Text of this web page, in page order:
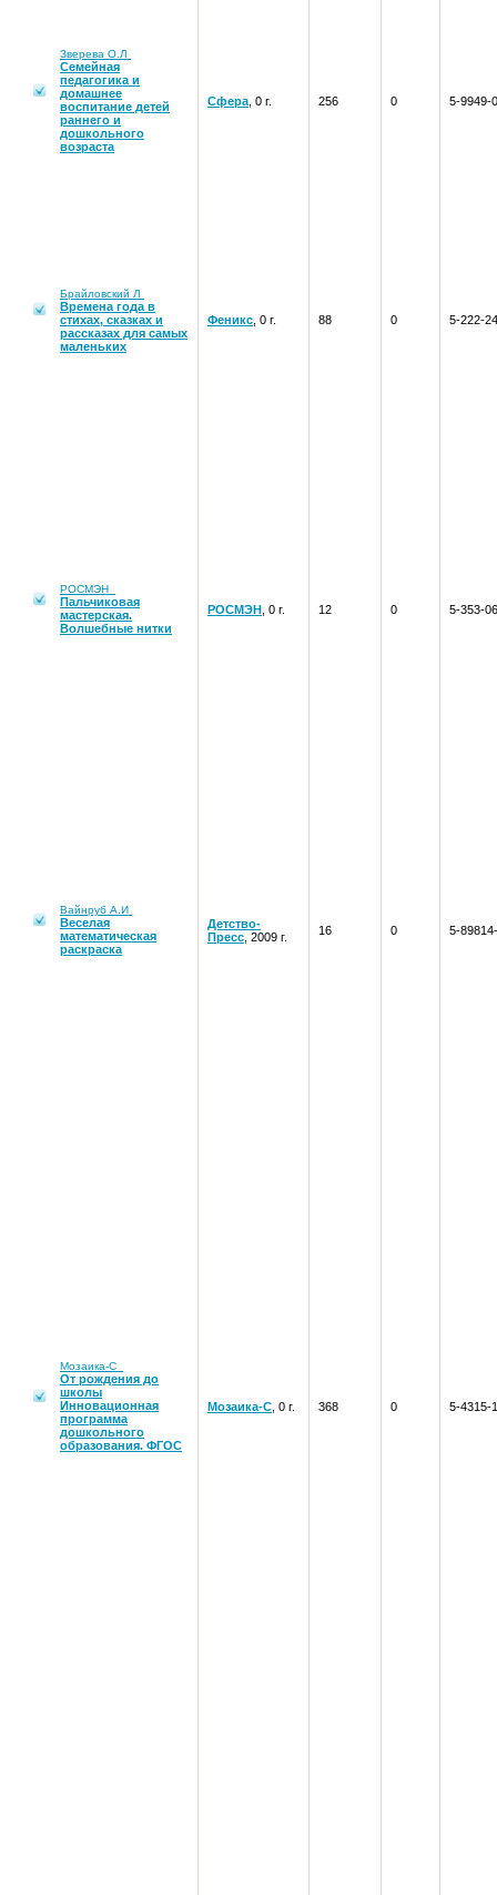
Зверева О.Л
Семейная
педагогика и
домашнее
воспитание детей
раннего и
дошкольного
возраста
Сфера , 0 г. 256 0 5-9949-
Брайловский Л
Времена года в
стихах, сказках и
рассказах для самых
маленьких
Феникс , 0 г. 88 0 5-222-
РОСМЭН
Пальчиковая
мастерская.
Волшебные нитки
РОСМЭН , 0 г. 12 0 5-353-
Вайнруб А.И
Веселая
математическая
раскраска
Детство-
Пресс , 2009 г. 16 0 5-
Мозаика-С
От рождения до
школы
Инновационная
программа
дошкольного
образования. ФГОС
Мозаика-С , 0 г. 368 0 5-4315-